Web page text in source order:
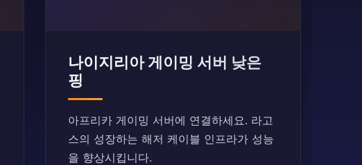
나이지리아 게이밍 서버 낮은
핑
아프리카 게이밍 서버에 연결하세요. 라고
스의 성장하는 해저 케이블 인프라가 성능
을 향상시킵니다.